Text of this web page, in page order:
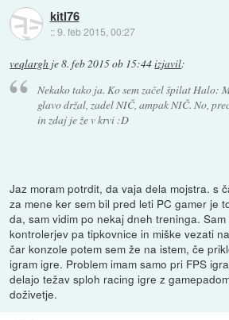
kitl76
::9. feb 2015, 00:27
veqlargh je8. feb 2015 ob 15:44izjavil:
Nekako tako ja. Ko sem začel špilat Halo:
glavo držal, zadel NIČ, ampak NIČ. No,
in zdaj je že v krvi :D
Jaz moram potrdit, da vaja dela mojstra. s
za mene ker sem bil pred leti PC gamer je
da, sam vidim po nekaj dneh treninga.
kontrolerjev pa tipkovnice in miške vezati
čar konzole potem sem že na istem, če
igram igre. Problem imam samo pri FPS
delajo težav sploh racing igre z
doživetje.